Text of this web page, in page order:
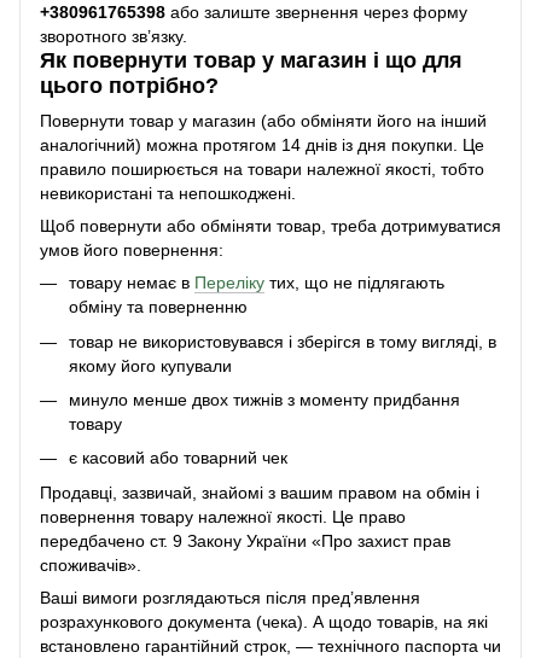
+380961765398 або залиште звернення через форму
зворотного зв’язку.
Як повернути товар у магазин і що для
цього потрібно?
Повернути товар у магазин (або обміняти його на інший
аналогічний) можна протягом 14 днів із дня покупки. Це
правило поширюється на товари належної якості, тобто
невикористані та непошкоджені.
Щоб повернути або обміняти товар, треба дотримуватися
умов його повернення:
товару немає в Переліку тих, що не підлягають
обміну та поверненню
товар не використовувався і зберігся в тому вигляді, в
якому його купували
минуло менше двох тижнів з моменту придбання
товару
є касовий або товарний чек
Продавці, зазвичай, знайомі з вашим правом на обмін і
повернення товару належної якості. Це право
передбачено ст. 9 Закону України «Про захист прав
споживачів».
Ваші вимоги розглядаються після пред’явлення
розрахункового документа (чека). А щодо товарів, на які
встановлено гарантійний строк, — технічного паспорта чи